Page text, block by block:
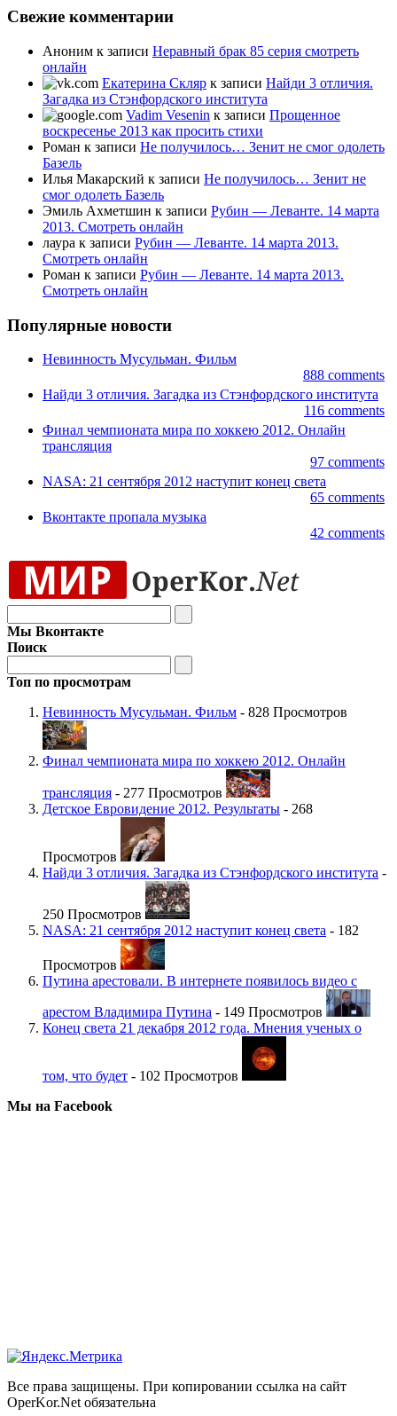
Свежие комментарии
Аноним к записи Неравный брак 85 серия смотреть
онлайн
Екатерина Скляр к записи Найди 3 отличия.
Загадка из Стэнфордского института
Vadim Vesenin к записи Прощенное
воскресенье 2013 как просить стихи
Роман к записи Не получилось… Зенит не смог одолеть
Базель
Илья Макарский к записи Не получилось… Зенит не
смог одолеть Базель
Эмиль Ахметшин к записи Рубин — Леванте. 14 марта
2013. Смотреть онлайн
лаура к записи Рубин — Леванте. 14 марта 2013.
Смотреть онлайн
Роман к записи Рубин — Леванте. 14 марта 2013.
Смотреть онлайн
Популярные новости
Невинность Мусульман. Фильм
888 comments
Найди 3 отличия. Загадка из Стэнфордского института
116 comments
Финал чемпионата мира по хоккею 2012. Онлайн
трансляция
97 comments
NASA: 21 сентября 2012 наступит конец света
65 comments
Вконтакте пропала музыка
42 comments
Мы Вконтакте
Поиск
Топ по просмотрам
Невинность Мусульман. Фильм - 828 Просмотров
Финал чемпионата мира по хоккею 2012. Онлайн
трансляция - 277 Просмотров
Детское Евровидение 2012. Результаты - 268
Просмотров
Найди 3 отличия. Загадка из Стэнфордского института -
250 Просмотров
NASA: 21 сентября 2012 наступит конец света - 182
Просмотров
Путина арестовали. В интернете появилось видео с
арестом Владимира Путина - 149 Просмотров
Конец света 21 декабря 2012 года. Мнения ученых о
том, что будет - 102 Просмотров
Мы на Facebook
Все права защищены. При копировании ссылка на сайт
OperKor.Net обязательна